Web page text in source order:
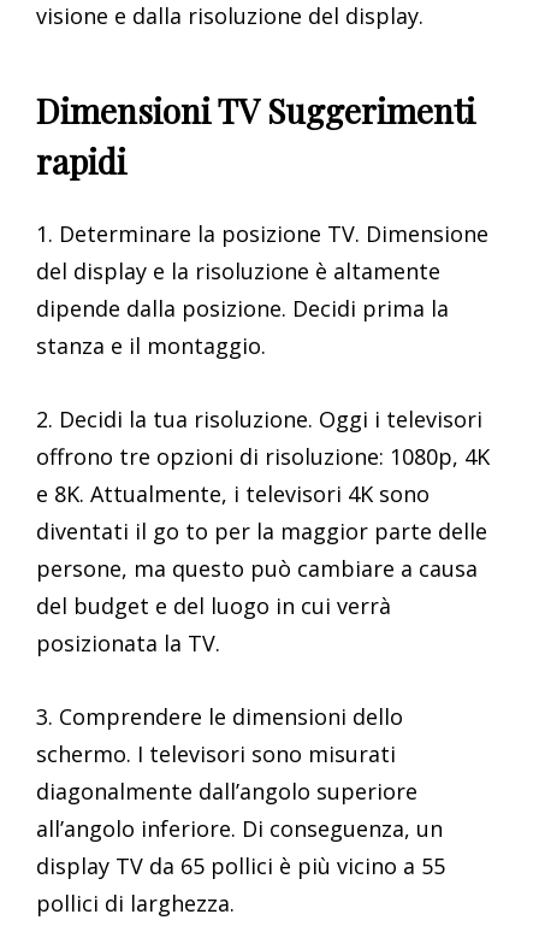
visione e dalla risoluzione del display.
Dimensioni TV Suggerimenti
rapidi
1. Determinare la posizione TV. Dimensione
del display e la risoluzione è altamente
dipende dalla posizione. Decidi prima la
stanza e il montaggio.
2. Decidi la tua risoluzione. Oggi i televisori
offrono tre opzioni di risoluzione: 1080p, 4K
e 8K. Attualmente, i televisori 4K sono
diventati il go to per la maggior parte delle
persone, ma questo può cambiare a causa
del budget e del luogo in cui verrà
posizionata la TV.
3. Comprendere le dimensioni dello
schermo. I televisori sono misurati
diagonalmente dall’angolo superiore
all’angolo inferiore. Di conseguenza, un
display TV da 65 pollici è più vicino a 55
pollici di larghezza.